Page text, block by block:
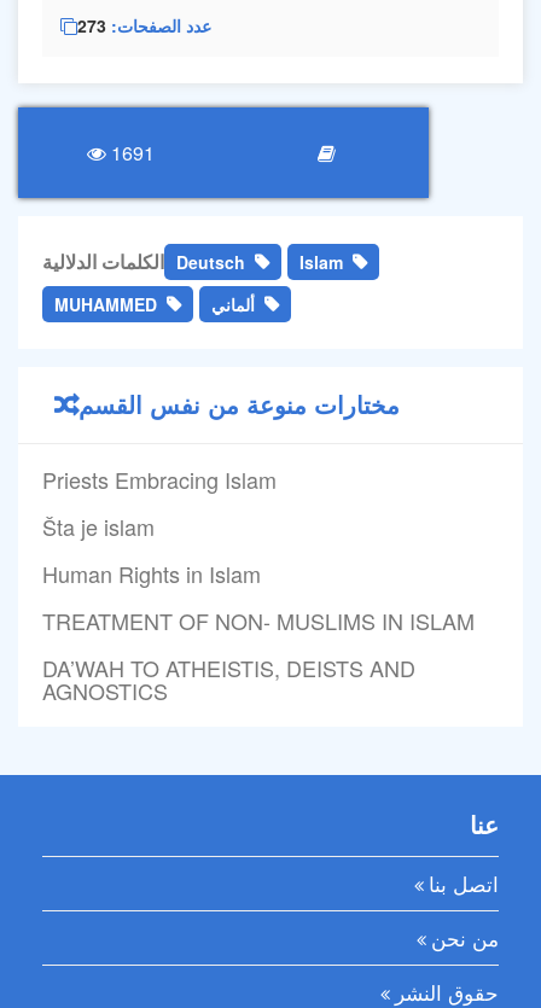
عدد الصفحات 273
1691
الكلمات الدلالية Deutsch
Islam
MUHAMMED
ألماني
مختارات منوعة من نفس القسم
Priests Embracing Islam
Šta je islam
Human Rights in Islam
TREATMENT OF NON- MUSLIMS IN ISLAM
DA’WAH TO ATHEISTIS, DEISTS AND
AGNOSTICS
عنا
اتصل بنا
من نحن
حقوق النشر